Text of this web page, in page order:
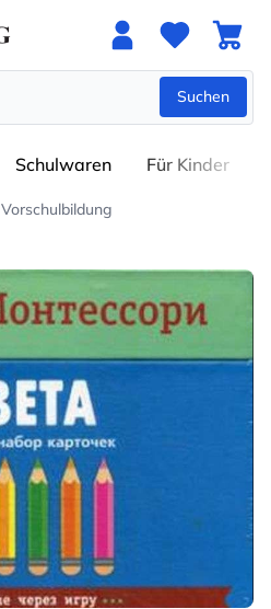
Suchen
Schulwaren Für Kinder
Vorschulbildung